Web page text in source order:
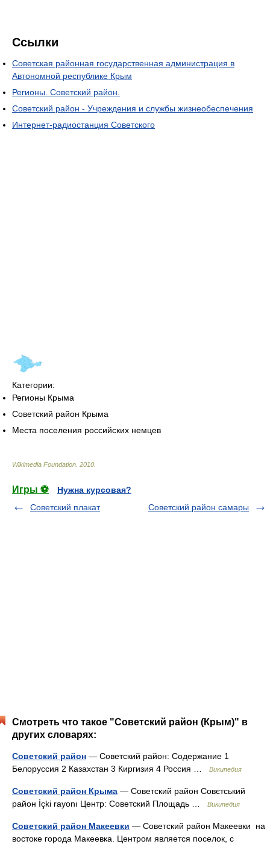
Ссылки
Советская районная государственная администрация в
Автономной республике Крым
Регионы. Советский район.
Советский район - Учреждения и службы жизнеобеспечения
Интернет-радиостанция Советского
Категории:
Регионы Крыма
Советский район Крыма
Места поселения российских немцев
Wikimedia Foundation 2010
Игры ⚽
Нужна курсовая?
Советский плакат
Советский район самары
Смотреть что такое "Советский район (Крым)" в
других словарях:
Советский район — Советский район: Содержание 1
Белоруссия 2 Казахстан 3 Киргизия 4 Россия …
Википедия
Советский район Крыма — Советский район Совєтський
район İçki rayonı Центр: Советский Площадь …
Википедия
Советский район Макеевки — Советский район Макеевки на
востоке города Макеевка. Центром является поселок, с